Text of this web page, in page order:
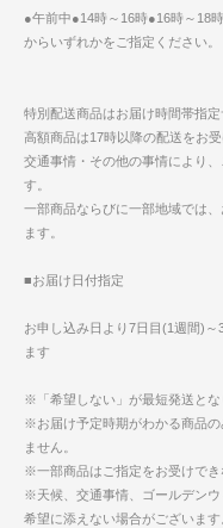
●午前中●14時～16時●16時～18
からいずれかをご指定ください。
特別配送商品はお届け時間帯指
高額商品は17時以降の配送をお受
交通事情・その他の事情により
す。
一部商品ならびに一部地域では
ます。
■お届け日付指定
お申し込み日より7日目(1週間)
ます
※「希望しない」が最短発送とな
※お届け予定時期がわかる商品
ません。
※一部商品はご指定をお受けでき
※天候、交通事情、ゴールデン
希望に添えない場合がございます